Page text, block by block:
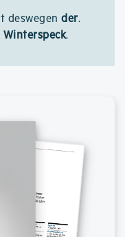
deswegen der.
Winterspeck.